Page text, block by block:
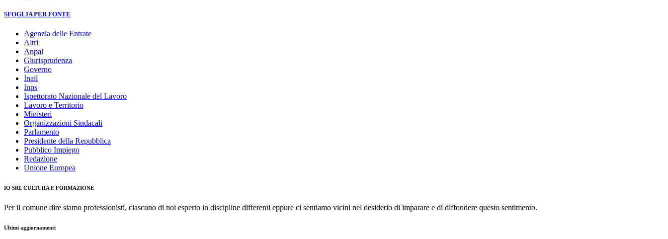
SFOGLIA PER FONTE
Agenzia delle Entrate
Altri
Anpal
Giurisprudenza
Governo
Inail
Inps
Ispettorato Nazionale del Lavoro
Lavoro e Territorio
Ministeri
Organizzazioni Sindacali
Parlamento
Presidente della Repubblica
Pubblico Impiego
Redazione
Unione Europea
IO SRL CULTURA E FORMAZIONE
Per il comune dire siamo professionisti, ciascuno di noi esperto in discipline differenti eppure ci sentiamo vicini nel desiderio di imparare e di diffondere questo sentimento.
Ultimi aggiornamenti